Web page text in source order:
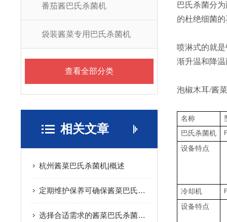
番茄酱巴氏杀菌机
袋装酱菜专用巴氏杀菌机
查看全部分类
相关文章
杭州酱菜巴氏杀菌机|概述
定期维护保养可确保酱菜巴氏杀菌机的安全性
选择合适需求的酱菜巴氏杀菌机可确保有效的杀菌和保护
巴氏杀菌分
的杜绝细菌
喷淋式的就
渐升温和降
泡椒木耳/酱
名称
巴氏杀菌机
设备特点
冷却机
设备特点